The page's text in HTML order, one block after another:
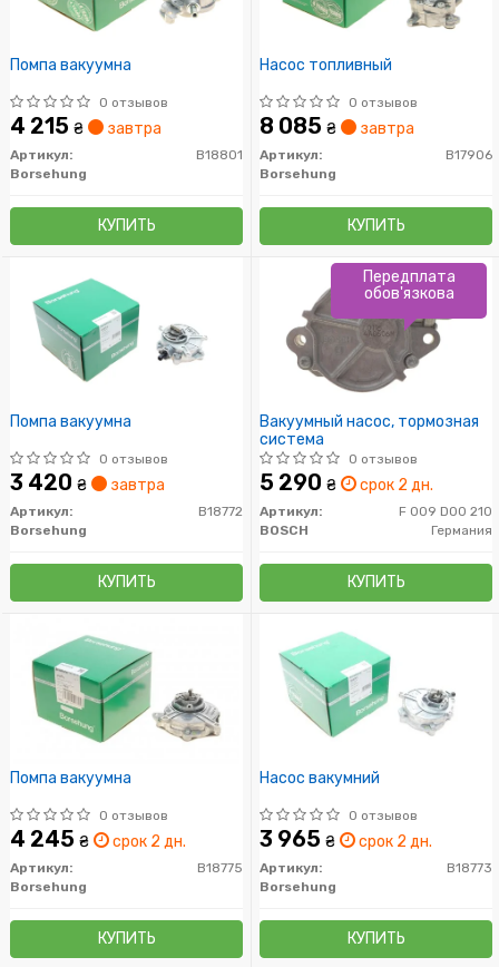
Помпа вакуумна
0 отзывов
4 215 ₴ завтра
Артикул:
B18801
Borsehung
КУПИТЬ
Насос топливный
0 отзывов
8 085 ₴ завтра
Артикул:
B17906
Borsehung
КУПИТЬ
Помпа вакуумна
0 отзывов
3 420 ₴ завтра
Артикул:
B18772
Borsehung
КУПИТЬ
Вакуумный насос, тормозная
система
0 отзывов
5 290 ₴ срок 2 дн.
Артикул:
F 009 D00 210
BOSCH
Германия
КУПИТЬ
Передплата
обов'язкова
Помпа вакуумна
0 отзывов
4 245 ₴ срок 2 дн.
Артикул:
B18775
Borsehung
КУПИТЬ
Насос вакумний
0 отзывов
3 965 ₴ срок 2 дн.
Артикул:
B18773
Borsehung
КУПИТЬ